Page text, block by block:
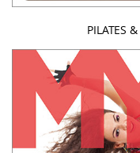
PILATES